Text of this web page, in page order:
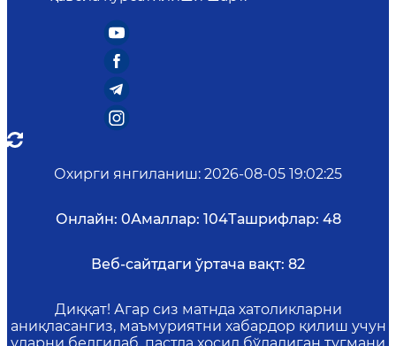
Охирги янгиланиш: 2026-08-05 19:02:25
Онлайн: 0Амаллар: 104Ташрифлар: 48
Веб-сайтдаги ўртача вақт: 82
Диққат! Агар сиз матнда хатоликларни
аниқласангиз, маъмуриятни хабардор қилиш учун